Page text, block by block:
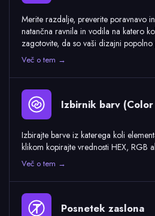
Merite razdalje, preverite poravnavo
natančna ravnila in vodila na katero
zagotovite, da so vaši dizajni popolno
Več o tem →
Izbirnik barv
Izbirajte barve iz katerega koli
klikom kopirajte vrednosti HEX, RGB
Več o tem →
Posnetek zaslona